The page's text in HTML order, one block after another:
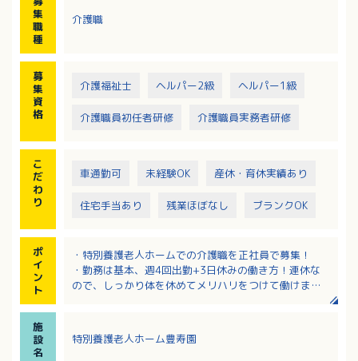
集
職
種
介護職
募
集
資
格
介護福祉士 ヘルパー2級 ヘルパー1級
介護職員初任者研修 介護職員実務者研修
こ
だ
わ
り
車通勤可 未経験OK 産休・育休実績あり
住宅手当あり 残業ほぼなし ブランクOK
ポ
イ
ン
ト
・特別養護老人ホームでの介護職を正社員で募集！
・勤務は基本、週4回出勤+3日休みの働き方！連休な
ので、しっかり体を休めてメリハリをつけて働けま
・賞与のほか、特定介護職員等処遇改善手当が年1回支
給（前年度は237,216円）あり
施
設
名
特別養護老人ホーム豊寿園